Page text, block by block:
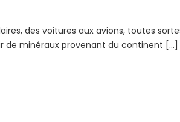
des voitures aux avions, toutes
minéraux provenant du continent […]